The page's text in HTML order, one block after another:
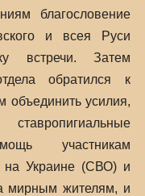
благословение
и всея Руси
встречи. Затем
обратился к
объединить усилия,
участникам
на Украине (СВО) и
мирным жителям, и